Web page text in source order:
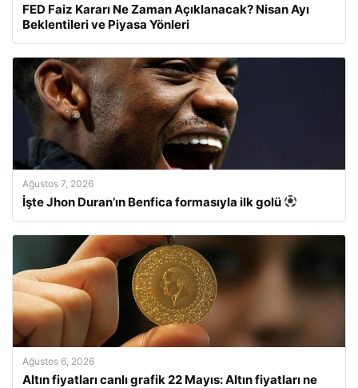
FED Faiz Kararı Ne Zaman Açıklanacak? Nisan Ayı
Beklentileri ve Piyasa Yönleri
Ağustos 7, 2026
İşte Jhon Duran’ın Benfica formasıyla ilk golü
Ağustos 6, 2026
Altın fiyatları canlı grafik 22 Mayıs: Altın fiyatları ne